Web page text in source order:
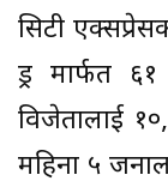
सिटी
ड्र मार्फत
विजेतालाई
महिना ५